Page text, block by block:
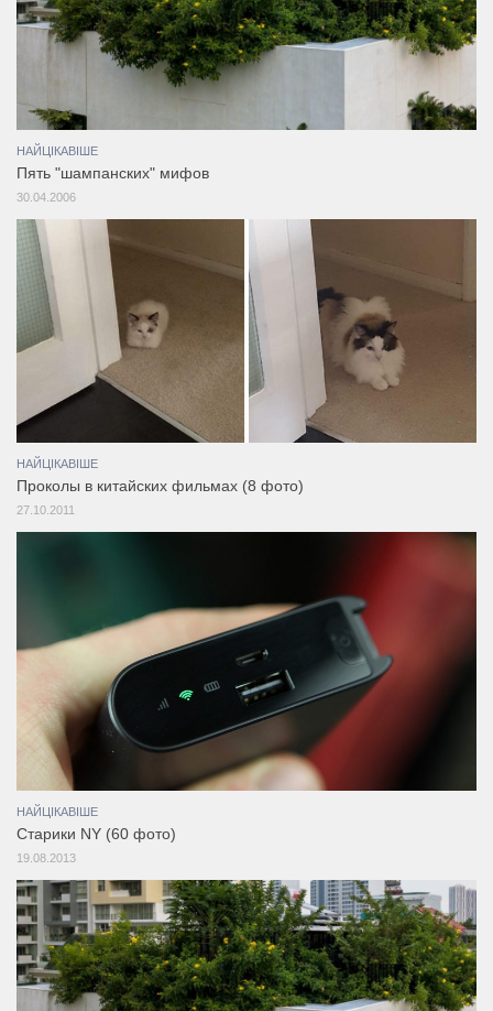
НАЙЦІКАВІШЕ
Пять "шампанских" мифов
30.04.2006
НАЙЦІКАВІШЕ
Проколы в китайских фильмах (8 фото)
27.10.2011
НАЙЦІКАВІШЕ
Старики NY (60 фото)
19.08.2013